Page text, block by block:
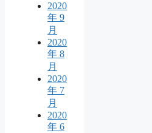
2020
年 9
月
2020
年 8
月
2020
年 7
月
2020
年 6